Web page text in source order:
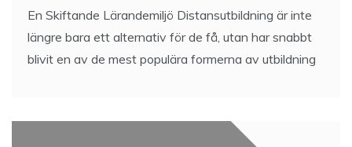
En Skiftande Lärandemiljö Distansutbildning är inte
längre bara ett alternativ för de få, utan har snabbt
blivit en av de mest populära formerna av utbildning